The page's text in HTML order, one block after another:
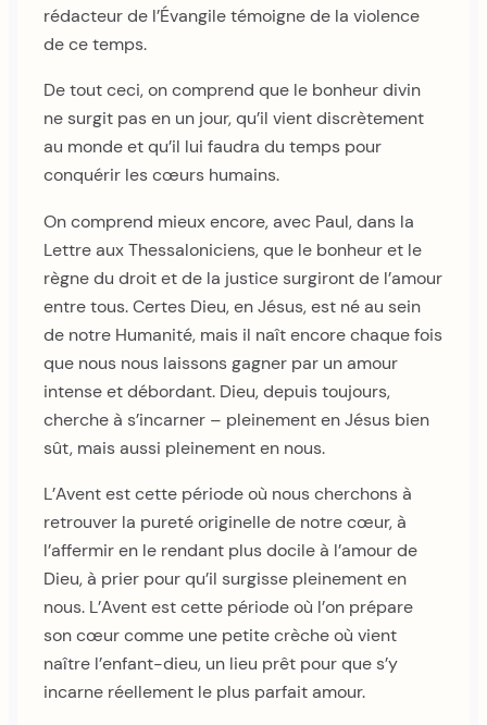
rédacteur de l’Évangile témoigne de la violence
de ce temps.
De tout ceci, on comprend que le bonheur divin
ne surgit pas en un jour, qu’il vient discrètement
au monde et qu’il lui faudra du temps pour
conquérir les cœurs humains.
On comprend mieux encore, avec Paul, dans la
Lettre aux Thessaloniciens, que le bonheur et le
règne du droit et de la justice surgiront de l’amour
entre tous. Certes Dieu, en Jésus, est né au sein
de notre Humanité, mais il naît encore chaque fois
que nous nous laissons gagner par un amour
intense et débordant. Dieu, depuis toujours,
cherche à s’incarner – pleinement en Jésus bien
sût, mais aussi pleinement en nous.
L’Avent est cette période où nous cherchons à
retrouver la pureté originelle de notre cœur, à
l’affermir en le rendant plus docile à l’amour de
Dieu, à prier pour qu’il surgisse pleinement en
nous. L’Avent est cette période où l’on prépare
son cœur comme une petite crèche où vient
naître l’enfant-dieu, un lieu prêt pour que s’y
incarne réellement le plus parfait amour.